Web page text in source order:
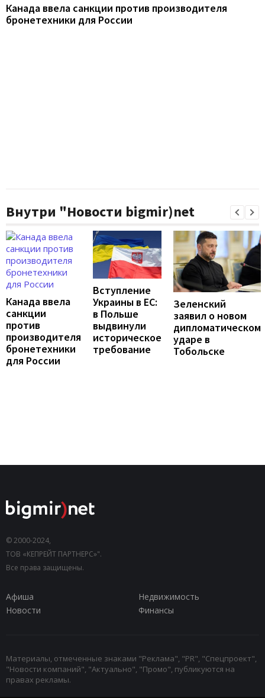
Канада ввела санкции против производителя
бронетехники для России
Внутри "Новости bigmir)net
Канада ввела
санкции
против
производителя
бронетехники
для России
Вступление
Украины в ЕС:
в Польше
выдвинули
историческое
требование
Зеленский
заявил о новом
дипломатическом
ударе в
Тобольске
© 2000-2024,
ТОВ «КЕПРЕЙТ ПАРТНЕРС»".
Все права защищены.
Афиша
Недвижимость
Новости
Финансы
Материалы, отмеченные знаками "Реклама", "PR", "Спецпроект",
"Новости компаний", "Актуально", "Промо", публикуются на
правах рекламы.